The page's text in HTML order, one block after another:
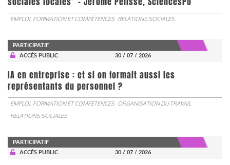
EMPLOI, FORMATION ET COMPÉTENCES RELATIONS SOCIALES
PARTICIPATIF
ACCÈS PUBLIC
30 / 07 / 2026
IA en entreprise : et si on formait aussi les
représentants du personnel ?
EMPLOI, FORMATION ET COMPÉTENCES ORGANISATION DU TRAVAIL
RELATIONS SOCIALES
PARTICIPATIF
ACCÈS PUBLIC
30 / 07 / 2026